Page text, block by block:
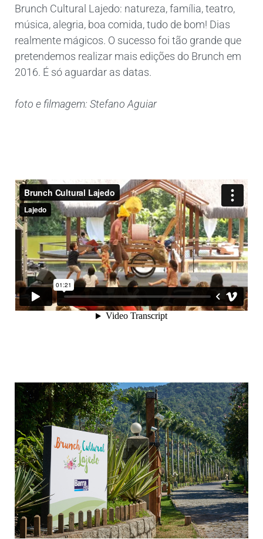
Brunch Cultural Lajedo: natureza, família, teatro,
música, alegria, boa comida, tudo de bom! Dias
realmente mágicos. O sucesso foi tão grande que
pretendemos realizar mais edições do Brunch em
2016. É só aguardar as datas.
foto e filmagem: Stefano Aguiar